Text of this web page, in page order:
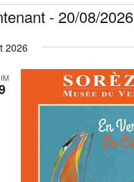
- 20/08/2026
2026